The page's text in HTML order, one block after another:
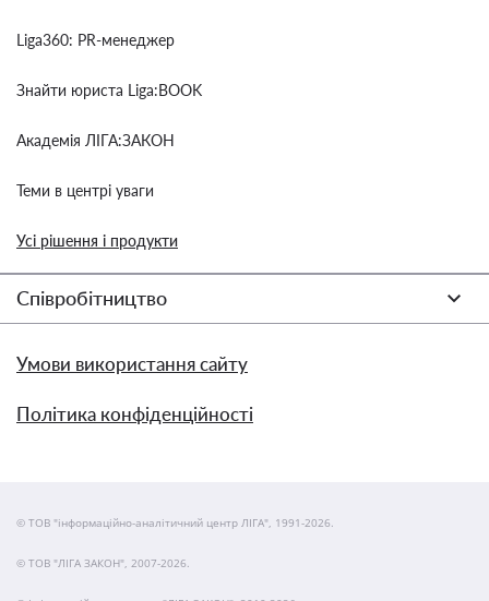
Liga360: PR-менеджер
Знайти юриста Liga:BOOK
Академія ЛІГА:ЗАКОН
Теми в центрі уваги
Усі рішення і продукти
Співробітництво
Умови використання сайту
Політика конфіденційності
© ТОВ "інформаційно-аналітичний центр ЛІГА", 1991-2026.
© ТОВ "ЛІГА ЗАКОН", 2007-2026.